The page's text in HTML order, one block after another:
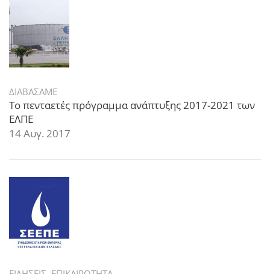
ΔΙΑΒΑΣΑΜΕ
Το πενταετές πρόγραμμα ανάπτυξης 2017-2021 των
ΕΛΠΕ
14 Αυγ. 2017